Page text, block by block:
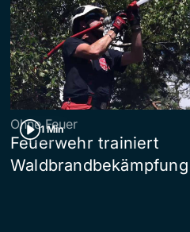
1 Min
Ohne Feuer
Feuerwehr trainiert